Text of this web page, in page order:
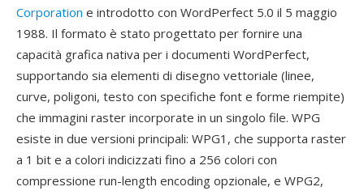
Corporation e introdotto con WordPerfect 5.0 il 5 maggio
1988. Il formato è stato progettato per fornire una
capacità grafica nativa per i documenti WordPerfect,
supportando sia elementi di disegno vettoriale (linee,
curve, poligoni, testo con specifiche font e forme riempite)
che immagini raster incorporate in un singolo file. WPG
esiste in due versioni principali: WPG1, che supporta raster
a 1 bit e a colori indicizzati fino a 256 colori con
compressione run-length encoding opzionale, e WPG2,